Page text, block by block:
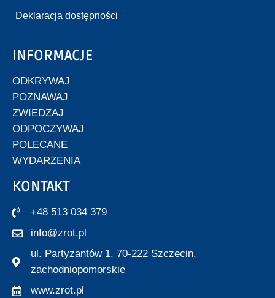
Deklaracja dostępności
INFORMACJE
ODKRYWAJ
POZNAWAJ
ZWIEDZAJ
ODPOCZYWAJ
POLECANE
WYDARZENIA
KONTAKT
+48 513 034 379
info@zrot.pl
ul. Partyzantów 1, 70-222 Szczecin,
zachodniopomorskie
www.zrot.pl